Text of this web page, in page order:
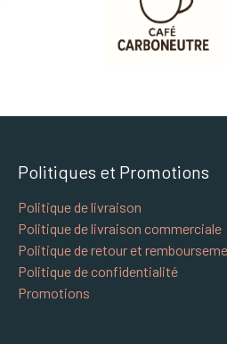
Politiques et Promotions
Politique de livraison
Politique de livraison commerciale
Politique de retour et
Politique de confidentialité
Promotions